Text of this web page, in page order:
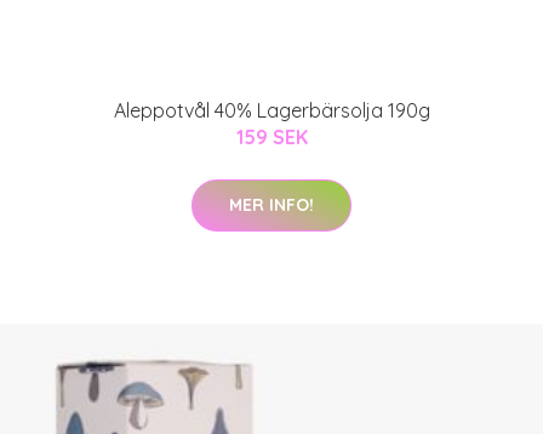
Aleppotvål 40% Lagerbärsolja 190g
159 SEK
MER INFO!